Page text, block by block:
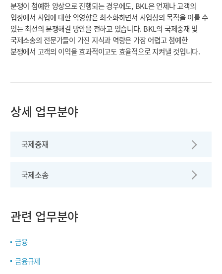
분쟁이 첨예한 양상으로 진행되는 경우에도, BKL은 언제나 고객의
입장에서 사업에 대한 악영향은 최소화하면서 사업상의 목적을 이룰 수
있는 최선의 분쟁해결 방안을 전하고 있습니다. BKL의 국제중재 및
국제소송의 전문가들이 가진 지식과 역량은 가장 어렵고 첨예한
분쟁에서 고객의 이익을 효과적이고도 효율적으로 지켜낼 것입니다.
상세 업무분야
국제중재
국제소송
관련 업무분야
금융
금융규제